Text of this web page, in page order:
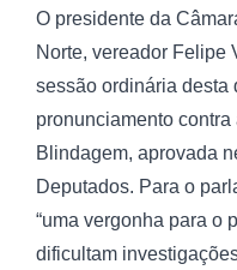
O presidente da
Norte, vereador Felipe
sessão ordinária desta
pronunciamento
Blindagem, aprovada
Deputados. Para o
“uma vergonha para o
dificultam